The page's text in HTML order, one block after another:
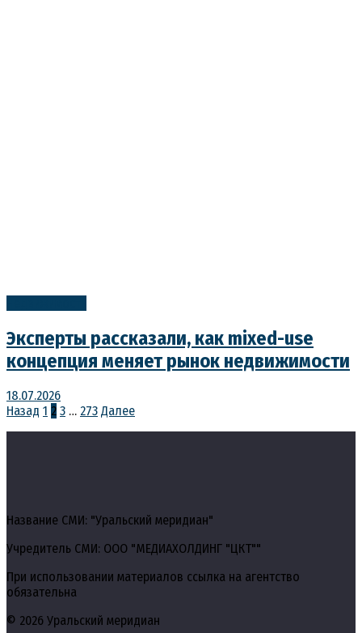
Эксперты рассказали, как mixed-use
концепция меняет рынок недвижимости
18.07.2026
Пагинация
Назад 1 2 3 … 273 Далее
Название СМИ: "Уральский меридиан"
Учредитель СМИ: ООО "МЕДИАХОЛДИНГ "ЦКТ""
При использовании материалов ссылка на агентство
обязательна
© 2026 Уральский меридиан